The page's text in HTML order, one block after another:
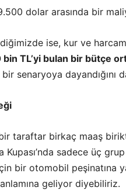
dolar arasında bir
ise, kur ve
TL’yi bulan bir bütçe
senaryoya dayandığını
bir taraftar birkaç maaş
sadece üç
bir otomobil peşinatına
geliyor diyebiliriz.